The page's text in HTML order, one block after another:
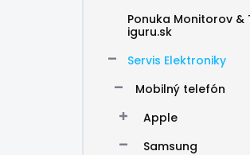
Ponuka Monitorov &
iguru.sk
Servis Elektroniky
Mobilný telefón
Apple
Samsung